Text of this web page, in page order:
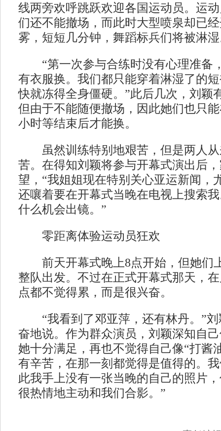
线两旁欢呼跳跃欢迎各国运动员。运
们还不能撤场，而此时大型喷泉却已
雾，短短几分钟，舞蹈标兵们将被淋
“第一次参与合练时没有心理准备
有衣服换。我们都只能穿着淋湿了的
快就冻得全身僵硬。”此后几次，刘颖
但由于不能随便撤场，因此她们也只
小时等结束后才能换。
虽然训练特别地艰苦，但是两人从
苦。在得知刘颖将参与开幕式演出后
望，“我姐姐现在特别关心亚运新闻，
还嚷着要在开幕式当晚在电视上搜索
什么机会出镜。”
零距离体验运动员狂欢
前天开幕式晚上8点开始，但她们
整队出发。不过在正式开幕式那天，
点都不觉得累，而是很兴奋。
“我看到了邓亚萍，还有林丹。”刘
奋地说。作为群众演员，刘颖深知自
她十分满足，再也不觉得自己像“打酱
有辛苦，在那一刻都觉得是值得的。
此我手上没有一张当晚的自己的照片
很热情地主动和我们合影。”